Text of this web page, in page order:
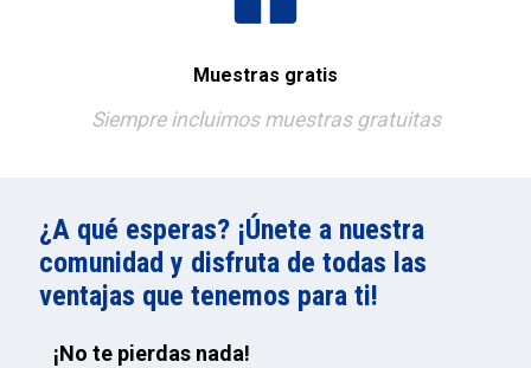
Muestras gratis
Siempre incluimos muestras gratuitas
¿A qué esperas? ¡Únete a nuestra
comunidad y disfruta de todas las
ventajas que tenemos para ti!
¡No te pierdas nada!